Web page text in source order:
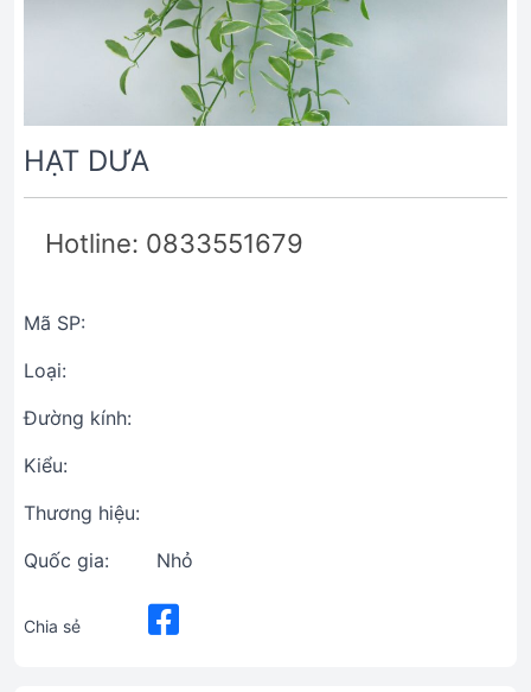
HẠT DƯA
Hotline: 0833551679
Mã SP:
Loại:
Đường kính:
Kiểu:
Thương hiệu:
Quốc gia:
Nhỏ
Chia sẻ